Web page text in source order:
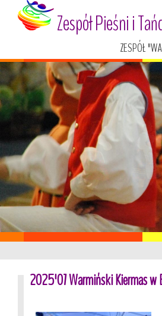
Zespół Pieśni i
ZESPÓŁ
2025'07 Warmiński Kiermas w